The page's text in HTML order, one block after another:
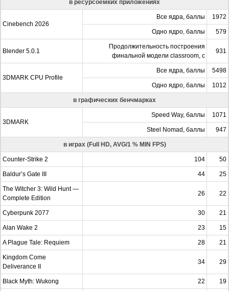
в ресурсоемких приложениях
Cinebench 2026
Все ядра, баллы 1972
Одно ядро, баллы 579
Blender 5.0.1
Продолжительность построения
финальной модели classroom, с
931
3DMARK CPU Profile
Все ядра, баллы 5498
Одно ядро, баллы 1012
в графических бенчмарках
3DMARK
Speed Way, баллы 1071
Steel Nomad, баллы 947
в играх (Full HD, AVG/1 % MIN FPS)
Counter-Strike 2 104 50
Baldur’s Gate III 44 25
The Witcher 3: Wild Hunt —
Complete Edition
26 22
Cyberpunk 2077 30 21
Alan Wake 2 23 15
A Plague Tale: Requiem 28 21
Kingdom Come
Deliverance II
34 29
Black Myth: Wukong 22 19